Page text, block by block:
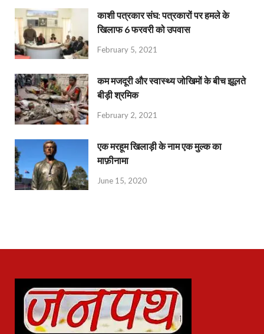
काशी पत्रकार संघ: पत्रकारों पर हमले के
खिलाफ 6 फरवरी को उपवास
February 5, 2021
कम मजदूरी और स्वास्थ्य जोखिमों के बीच झूलते
बीड़ी श्रमिक
February 2, 2021
एक मरहूम खिलाड़ी के नाम एक मुल्क का
माफ़ीनामा
June 15, 2020